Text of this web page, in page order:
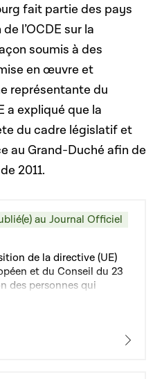
fait partie des pays
l’OCDE sur la
soumis à des
en œuvre et
représentante du
a expliqué que la
du cadre législatif et
au Grand-Duché afin de
2011.
au Journal Officiel
de la directive (UE)
et du Conseil du 23
des personnes qui
de l'Union